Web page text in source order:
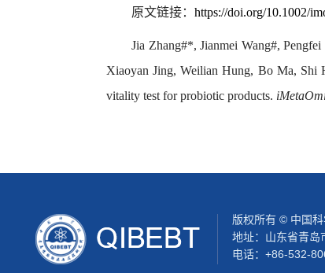
原文链接： https://doi.org/10.1002/
Jia Zhang#*, Jianmei Wang#,
Xiaoyan Jing, Weilian Hung, Bo Ma, Shi
vitality test for probiotic products.
版权所有 © 中国
地址：山东省青
电话：+86-532-